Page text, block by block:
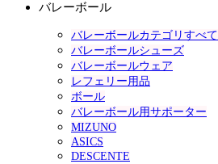
バレーボール
バレーボールカテゴリすべて
バレーボールシューズ
バレーボールウェア
レフェリー用品
ボール
バレーボール用サポーター
MIZUNO
ASICS
DESCENTE